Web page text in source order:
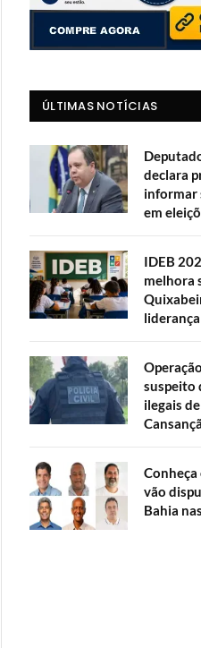
ÚLTIMAS NOTÍCIAS
declara
informar
em
IDEB
melhora
suspeito
ilegais
vão
Bahia